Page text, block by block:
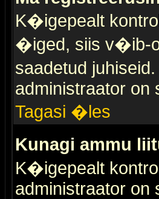
K�igepealt
�iged, siis v�ib-
saadetud
administraator on
Tagasi �les
Kunagi ammu
K�igepealt
administraator on